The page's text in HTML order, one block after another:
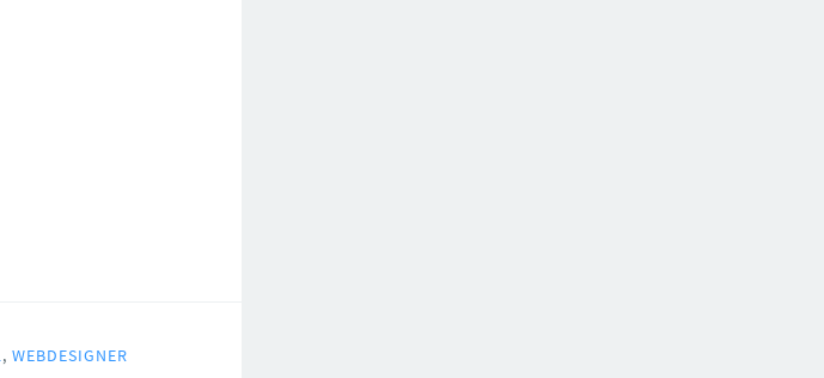
,WEBDESIGNER